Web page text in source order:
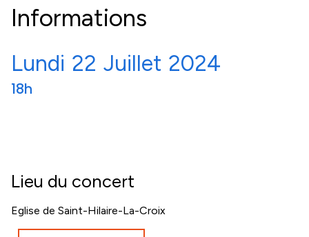
Informations
Lundi 22 Juillet 2024
18h
Lieu du concert
Eglise de Saint-Hilaire-La-Croix